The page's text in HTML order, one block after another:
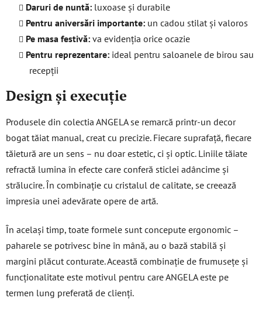
Daruri de nuntă: luxoase și durabile
Pentru aniversări importante: un cadou stilat și valoros
Pe masa festivă: va evidenția orice ocazie
Pentru reprezentare: ideal pentru saloanele de birou sau
recepții
Design și execuție
Produsele din colectia ANGELA se remarcă printr-un decor
bogat tăiat manual, creat cu precizie. Fiecare suprafață, fiecare
tăietură are un sens – nu doar estetic, ci și optic. Liniile tăiate
refractă lumina în efecte care conferă sticlei adâncime și
strălucire. În combinație cu cristalul de calitate, se creează
impresia unei adevărate opere de artă.
În același timp, toate formele sunt concepute ergonomic –
paharele se potrivesc bine în mână, au o bază stabilă și
margini plăcut conturate. Această combinație de frumusețe și
funcționalitate este motivul pentru care ANGELA este pe
termen lung preferată de clienți.